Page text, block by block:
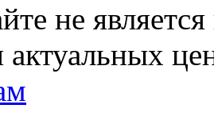
не
актуальных